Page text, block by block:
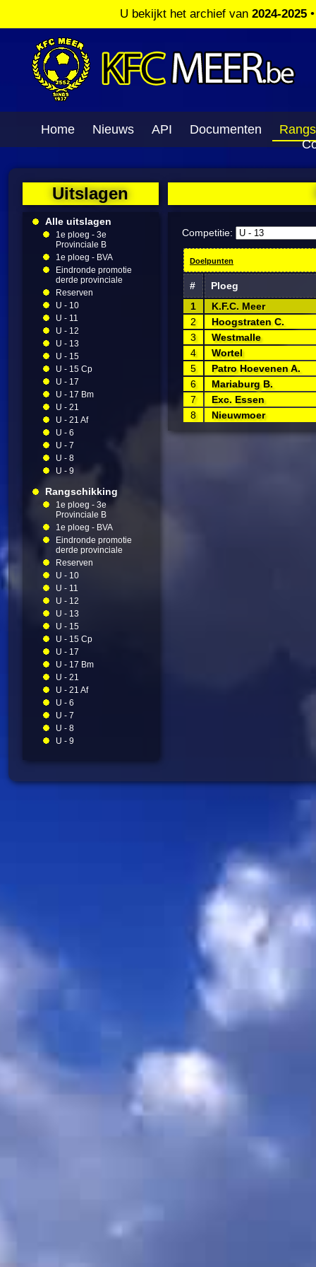
U bekijkt het archief van 2024-2025
Home Nieuws API Documenten
Uitslagen
Alle uitslagen
1e ploeg - 3e
Provinciale B
1e ploeg - BVA
Eindronde promotie
derde provinciale
Reserven
U - 10
U - 11
U - 12
U - 13
U - 15
U - 15 Cp
U - 17
U - 17 Bm
U - 21
U - 21 Af
U - 6
U - 7
U - 8
U - 9
Rangschikking
1e ploeg - 3e
Provinciale B
1e ploeg - BVA
Eindronde promotie
derde provinciale
Reserven
U - 10
U - 11
U - 12
U - 13
U - 15
U - 15 Cp
U - 17
U - 17 Bm
U - 21
U - 21 Af
U - 6
U - 7
U - 8
U - 9
Competitie:
Doelpunten
#
Ploeg
1
K.F.C. Meer
2
Hoogstraten C.
3
Westmalle
4
Wortel
5
Patro Hoevenen A.
6
Mariaburg B.
7
Exc. Essen
8
Nieuwmoer